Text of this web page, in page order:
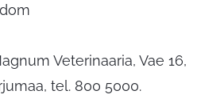
Veterinaaria, Vae 16,
tel. 800 5000.